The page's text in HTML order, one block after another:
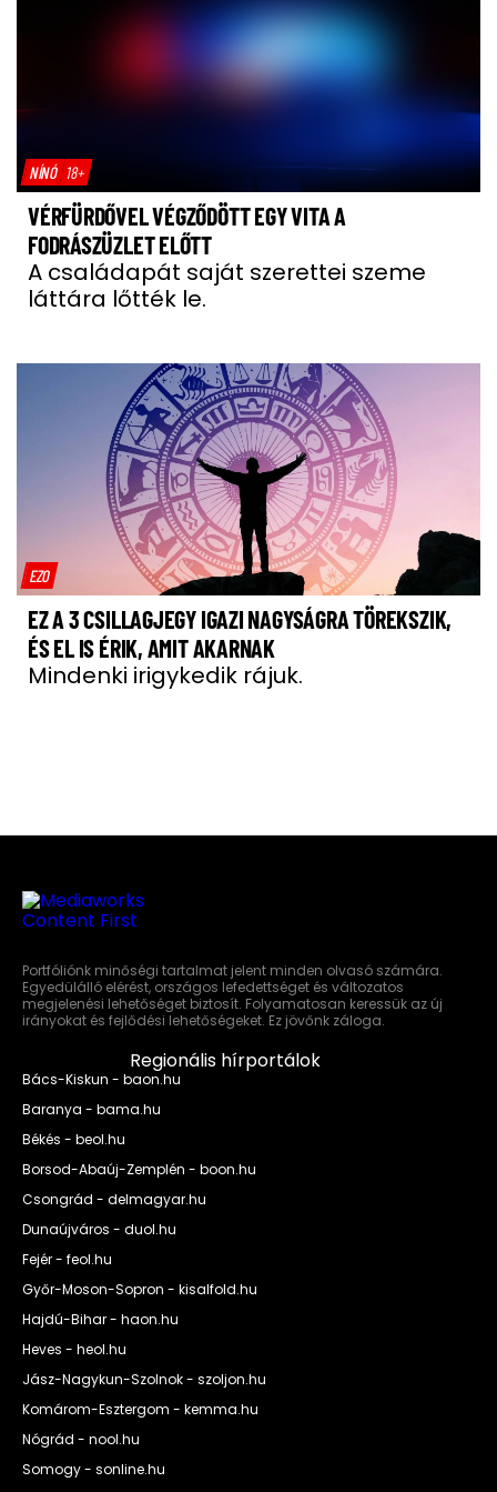
NÍNÓ 18+
VÉRFÜRDŐVEL VÉGZŐDÖTT EGY VITA A
FODRÁSZÜZLET ELŐTT
A családapát saját szerettei szeme
láttára lőtték le.
EZO
EZ A 3 CSILLAGJEGY IGAZI NAGYSÁGRA TÖREKSZIK,
ÉS EL IS ÉRIK, AMIT AKARNAK
Mindenki irigykedik rájuk.
Portfóliónk minőségi tartalmat jelent minden olvasó számára.
Egyedülálló elérést, országos lefedettséget és változatos
megjelenési lehetőséget biztosít. Folyamatosan keressük az új
irányokat és fejlődési lehetőségeket. Ez jövőnk záloga.
Regionális hírportálok
Bács-Kiskun - baon.hu
Baranya - bama.hu
Békés - beol.hu
Borsod-Abaúj-Zemplén - boon.hu
Csongrád - delmagyar.hu
Dunaújváros - duol.hu
Fejér - feol.hu
Győr-Moson-Sopron - kisalfold.hu
Hajdú-Bihar - haon.hu
Heves - heol.hu
Jász-Nagykun-Szolnok - szoljon.hu
Komárom-Esztergom - kemma.hu
Nógrád - nool.hu
Somogy - sonline.hu